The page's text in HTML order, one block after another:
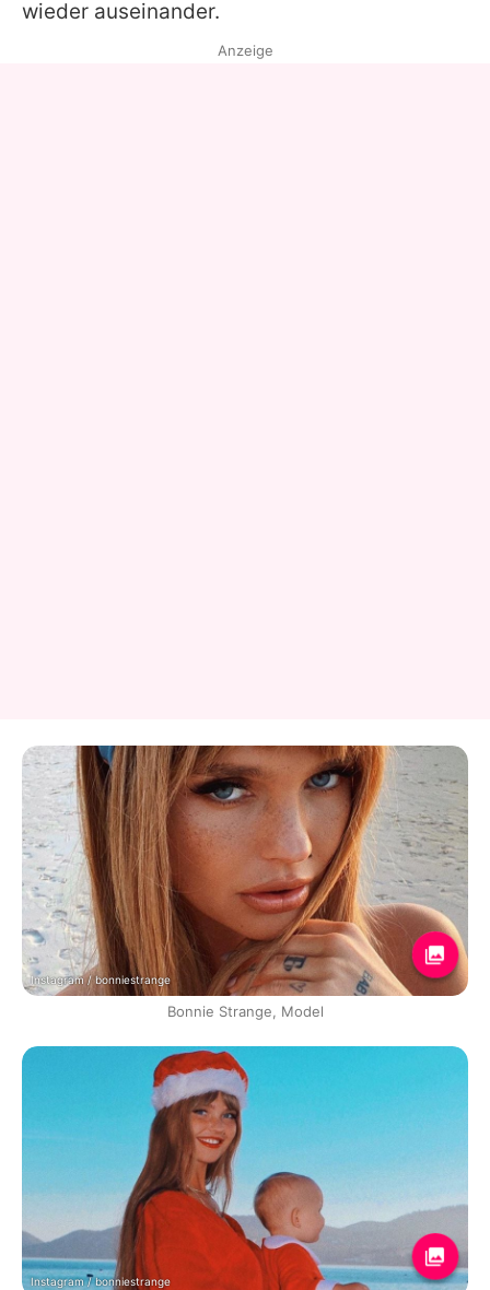
wieder auseinander.
Anzeige
Instagram / bonniestrange
Bonnie Strange, Model
Instagram / bonniestrange